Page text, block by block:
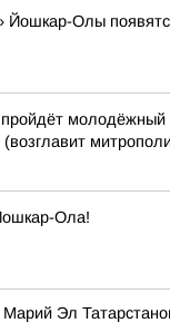
Йошкар-Олы
Ола!
Эл